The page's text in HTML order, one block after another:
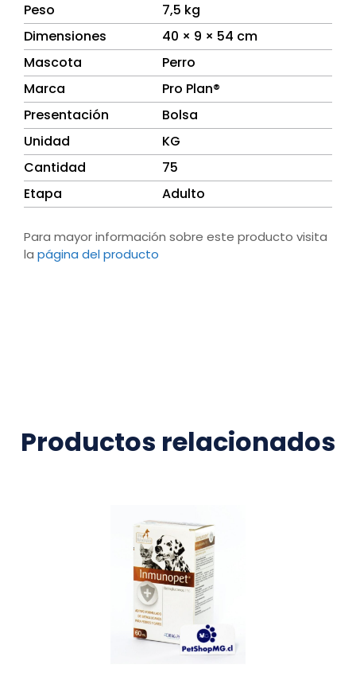
Peso
7,5 kg
Dimensiones
40 × 9 × 54 cm
Mascota
Perro
Marca
Pro Plan®
Presentación
Bolsa
Unidad
KG
Cantidad
75
Etapa
Adulto
Para mayor información sobre este producto visita
la página del producto
Productos relacionados